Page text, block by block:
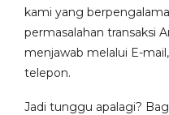
kami yang
permasalahan transaksi
menjawab melalui E-
telepon.
Jadi tunggu apalagi?